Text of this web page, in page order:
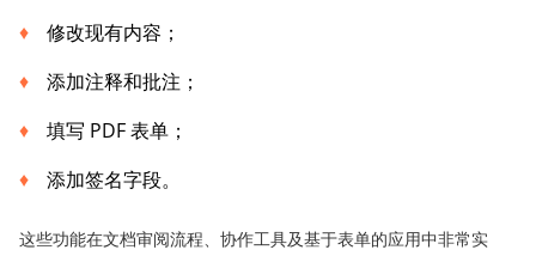
修改现有内容；
添加注释和批注；
填写 PDF 表单；
添加签名字段。
这些功能在文档审阅流程、协作工具及基于表单的应用中非常实